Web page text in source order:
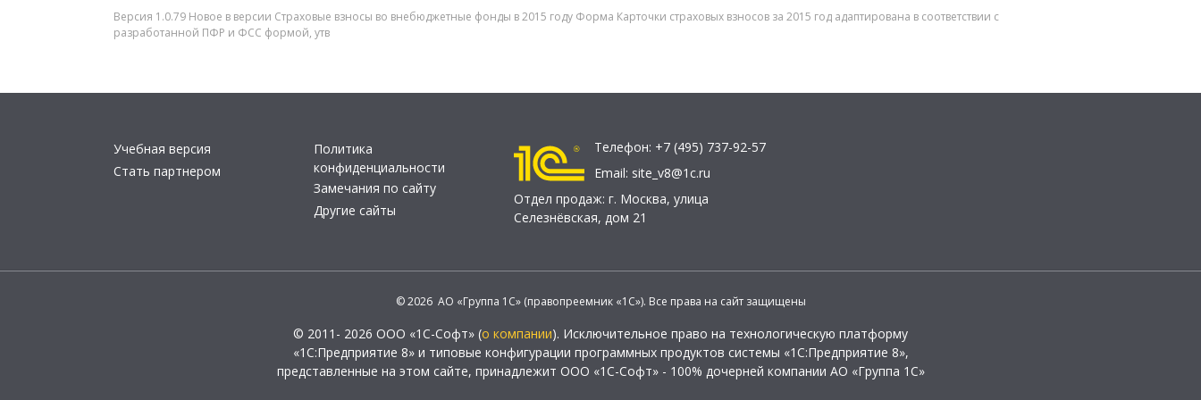
Версия 1.0.79 Новое в версии Страховые взносы во внебюджетные фонды в 2015 году Форма Карточки страховых взносов за 2015 год адаптирована в соответствии с
разработанной ПФР и ФСС формой, утв
Учебная версия
Стать партнером
Политика
конфиденциальности
Замечания по сайту
Другие сайты
Телефон: +7 (495) 737-92-57
Email: site_v8@1c.ru
Отдел продаж: г. Москва, улица
Селезнёвская, дом 21
© 2026 АО «Группа 1С» (правопреемник «1С»). Все права на сайт защищены
© 2011- 2026 ООО «1С-Софт» (о компании). Исключительное право на технологическую платформу
«1С:Предприятие 8» и типовые конфигурации программных продуктов системы «1С:Предприятие 8»,
представленные на этом сайте, принадлежит ООО «1С-Софт» - 100% дочерней компании АО «Группа 1С»